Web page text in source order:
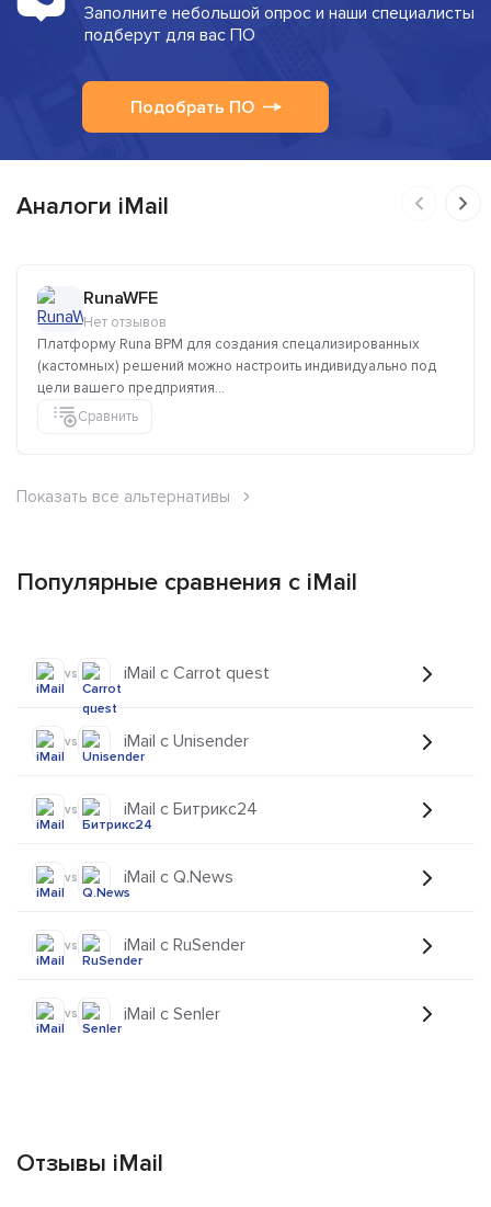
Заполните небольшой опрос и наши специалисты
подберут для вас ПО
Подобрать ПО
Аналоги iMail
RunaWFE
Нет отзывов
Платформу Runa BPM для создания спецализированных
(кастомных) решений можно настроить индивидуально под
цели вашего предприятия...
Сравнить
Показать все альтернативы
Популярные сравнения с iMail
vs iMail с Carrot quest
vs iMail с Unisender
vs iMail с Битрикс24
vs iMail с Q.News
vs iMail с RuSender
vs iMail с Senler
Отзывы iMail